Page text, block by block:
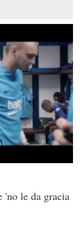
'no le da gracia